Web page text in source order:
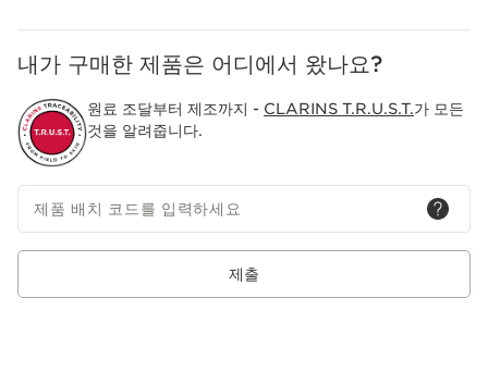
내가 구매한 제품은 어디에서 왔나요?
원료 조달부터 제조까지 - CLARINS T.R.U.S.T.가 모든
것을 알려줍니다.
제품 배치 코드를 입력하세요
제출